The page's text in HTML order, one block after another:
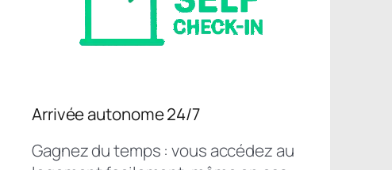
Arrivée autonome 24/7
Gagnez du temps : vous accédez au